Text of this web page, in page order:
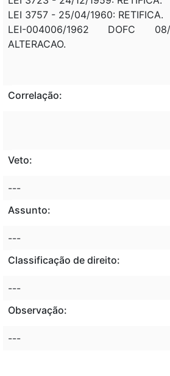
LEI 3757 - 25/04/1960: RETIFICA.
LEI-004006/1962 DOFC
ALTERACAO.
Correlação:
Veto:
---
Assunto:
---
Classificação de direito:
---
Observação:
---